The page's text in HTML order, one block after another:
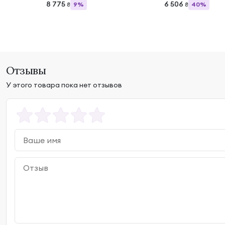
8 775 ₴ 9% 6 506 ₴ 40%
Отзывы
У этого товара пока нет отзывов